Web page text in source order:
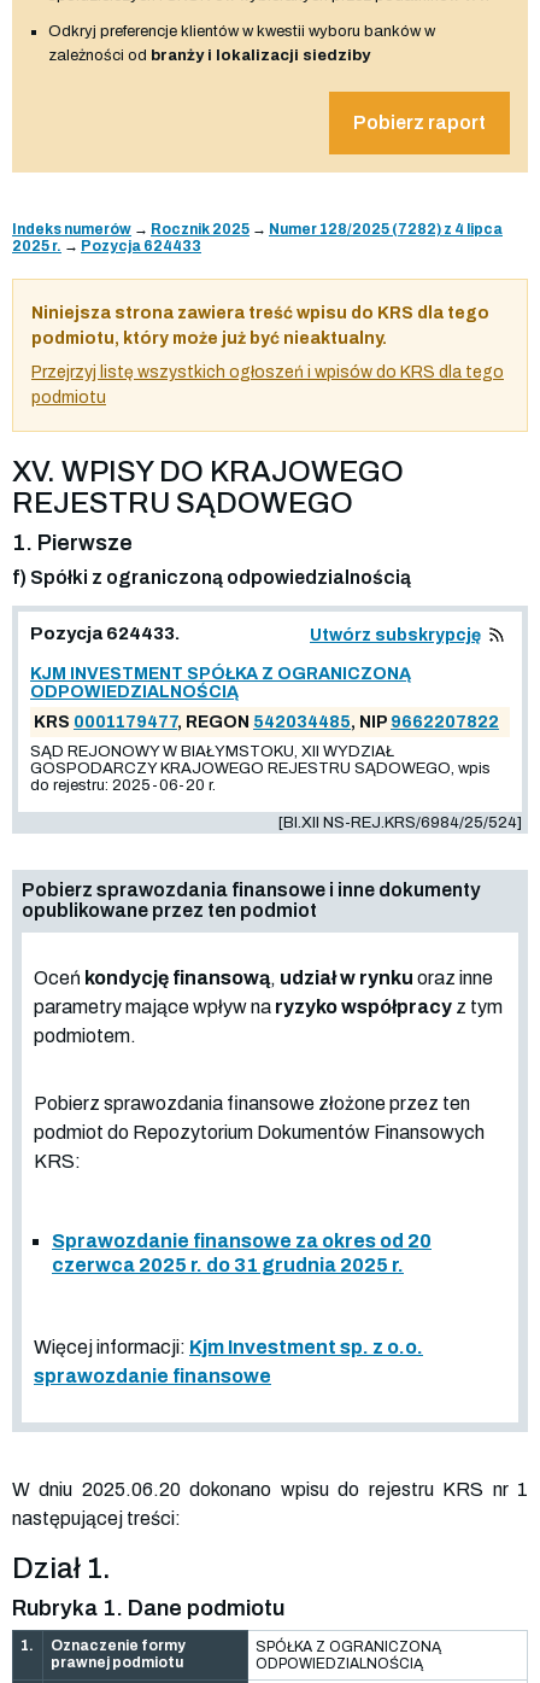
Odkryj preferencje klientów w kwestii wyboru banków w
zależności od branży i lokalizacji siedziby
Pobierz raport
Indeks numerów → Rocznik 2025 → Numer 128/2025 (7282) z 4 lipca
2025 r. → Pozycja 624433
Niniejsza strona zawiera treść wpisu do KRS dla tego
podmiotu, który może już być nieaktualny.
Przejrzyj listę wszystkich ogłoszeń i wpisów do KRS dla tego
podmiotu
XV. WPISY DO KRAJOWEGO
REJESTRU SĄDOWEGO
1. Pierwsze
f) Spółki z ograniczoną odpowiedzialnością
Pozycja 624433. Utwórz subskrypcję
KJM INVESTMENT SPÓŁKA Z OGRANICZONĄ
ODPOWIEDZIALNOŚCIĄ
KRS 0001179477, REGON 542034485, NIP 9662207822
SĄD REJONOWY W BIAŁYMSTOKU, XII WYDZIAŁ
GOSPODARCZY KRAJOWEGO REJESTRU SĄDOWEGO, wpis
do rejestru: 2025-06-20 r.
[BI.XII NS-REJ.KRS/6984/25/524]
Pobierz sprawozdania finansowe i inne dokumenty
opublikowane przez ten podmiot
Oceń kondycję finansową, udział w rynku oraz inne
parametry mające wpływ na ryzyko współpracy z tym
podmiotem.
Pobierz sprawozdania finansowe złożone przez ten
podmiot do Repozytorium Dokumentów Finansowych
KRS:
Sprawozdanie finansowe za okres od 20
czerwca 2025 r. do 31 grudnia 2025 r.
Więcej informacji: Kjm Investment sp. z o.o.
sprawozdanie finansowe
W dniu 2025.06.20 dokonano wpisu do rejestru KRS nr 1
następującej treści:
Dział 1.
Rubryka 1. Dane podmiotu
1.
Oznaczenie formy
prawnej podmiotu
SPÓŁKA Z OGRANICZONĄ
ODPOWIEDZIALNOŚCIĄ